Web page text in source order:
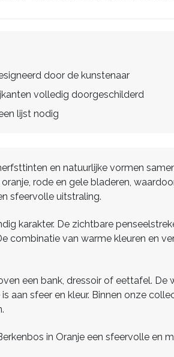
door de kunstenaar
volledig doorgeschilderd
lijst nodig
en natuurlijke vormen
rode en gele bladeren,
sfeervolle uitstraling.
karakter. De zichtbare
combinatie van warme kleuren en
een bank, dressoir of eettafel. De
aan sfeer en kleur. Binnen onze
in Oranje een sfeervolle en